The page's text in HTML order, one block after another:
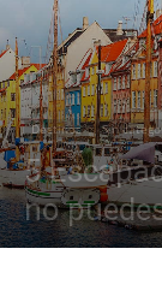
Destinos Sin
5
no